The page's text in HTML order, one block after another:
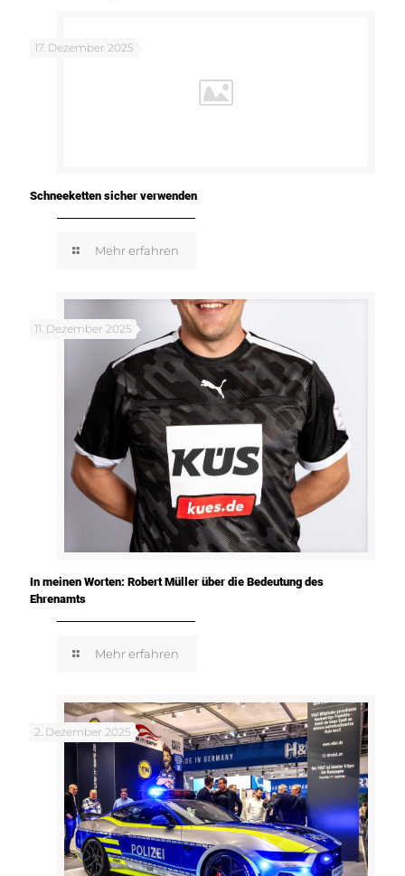
17. Dezember 2025
Schneeketten sicher verwenden
Mehr erfahren
11. Dezember 2025
In meinen Worten: Robert Müller über die Bedeutung des
Ehrenamts
Mehr erfahren
2. Dezember 2025